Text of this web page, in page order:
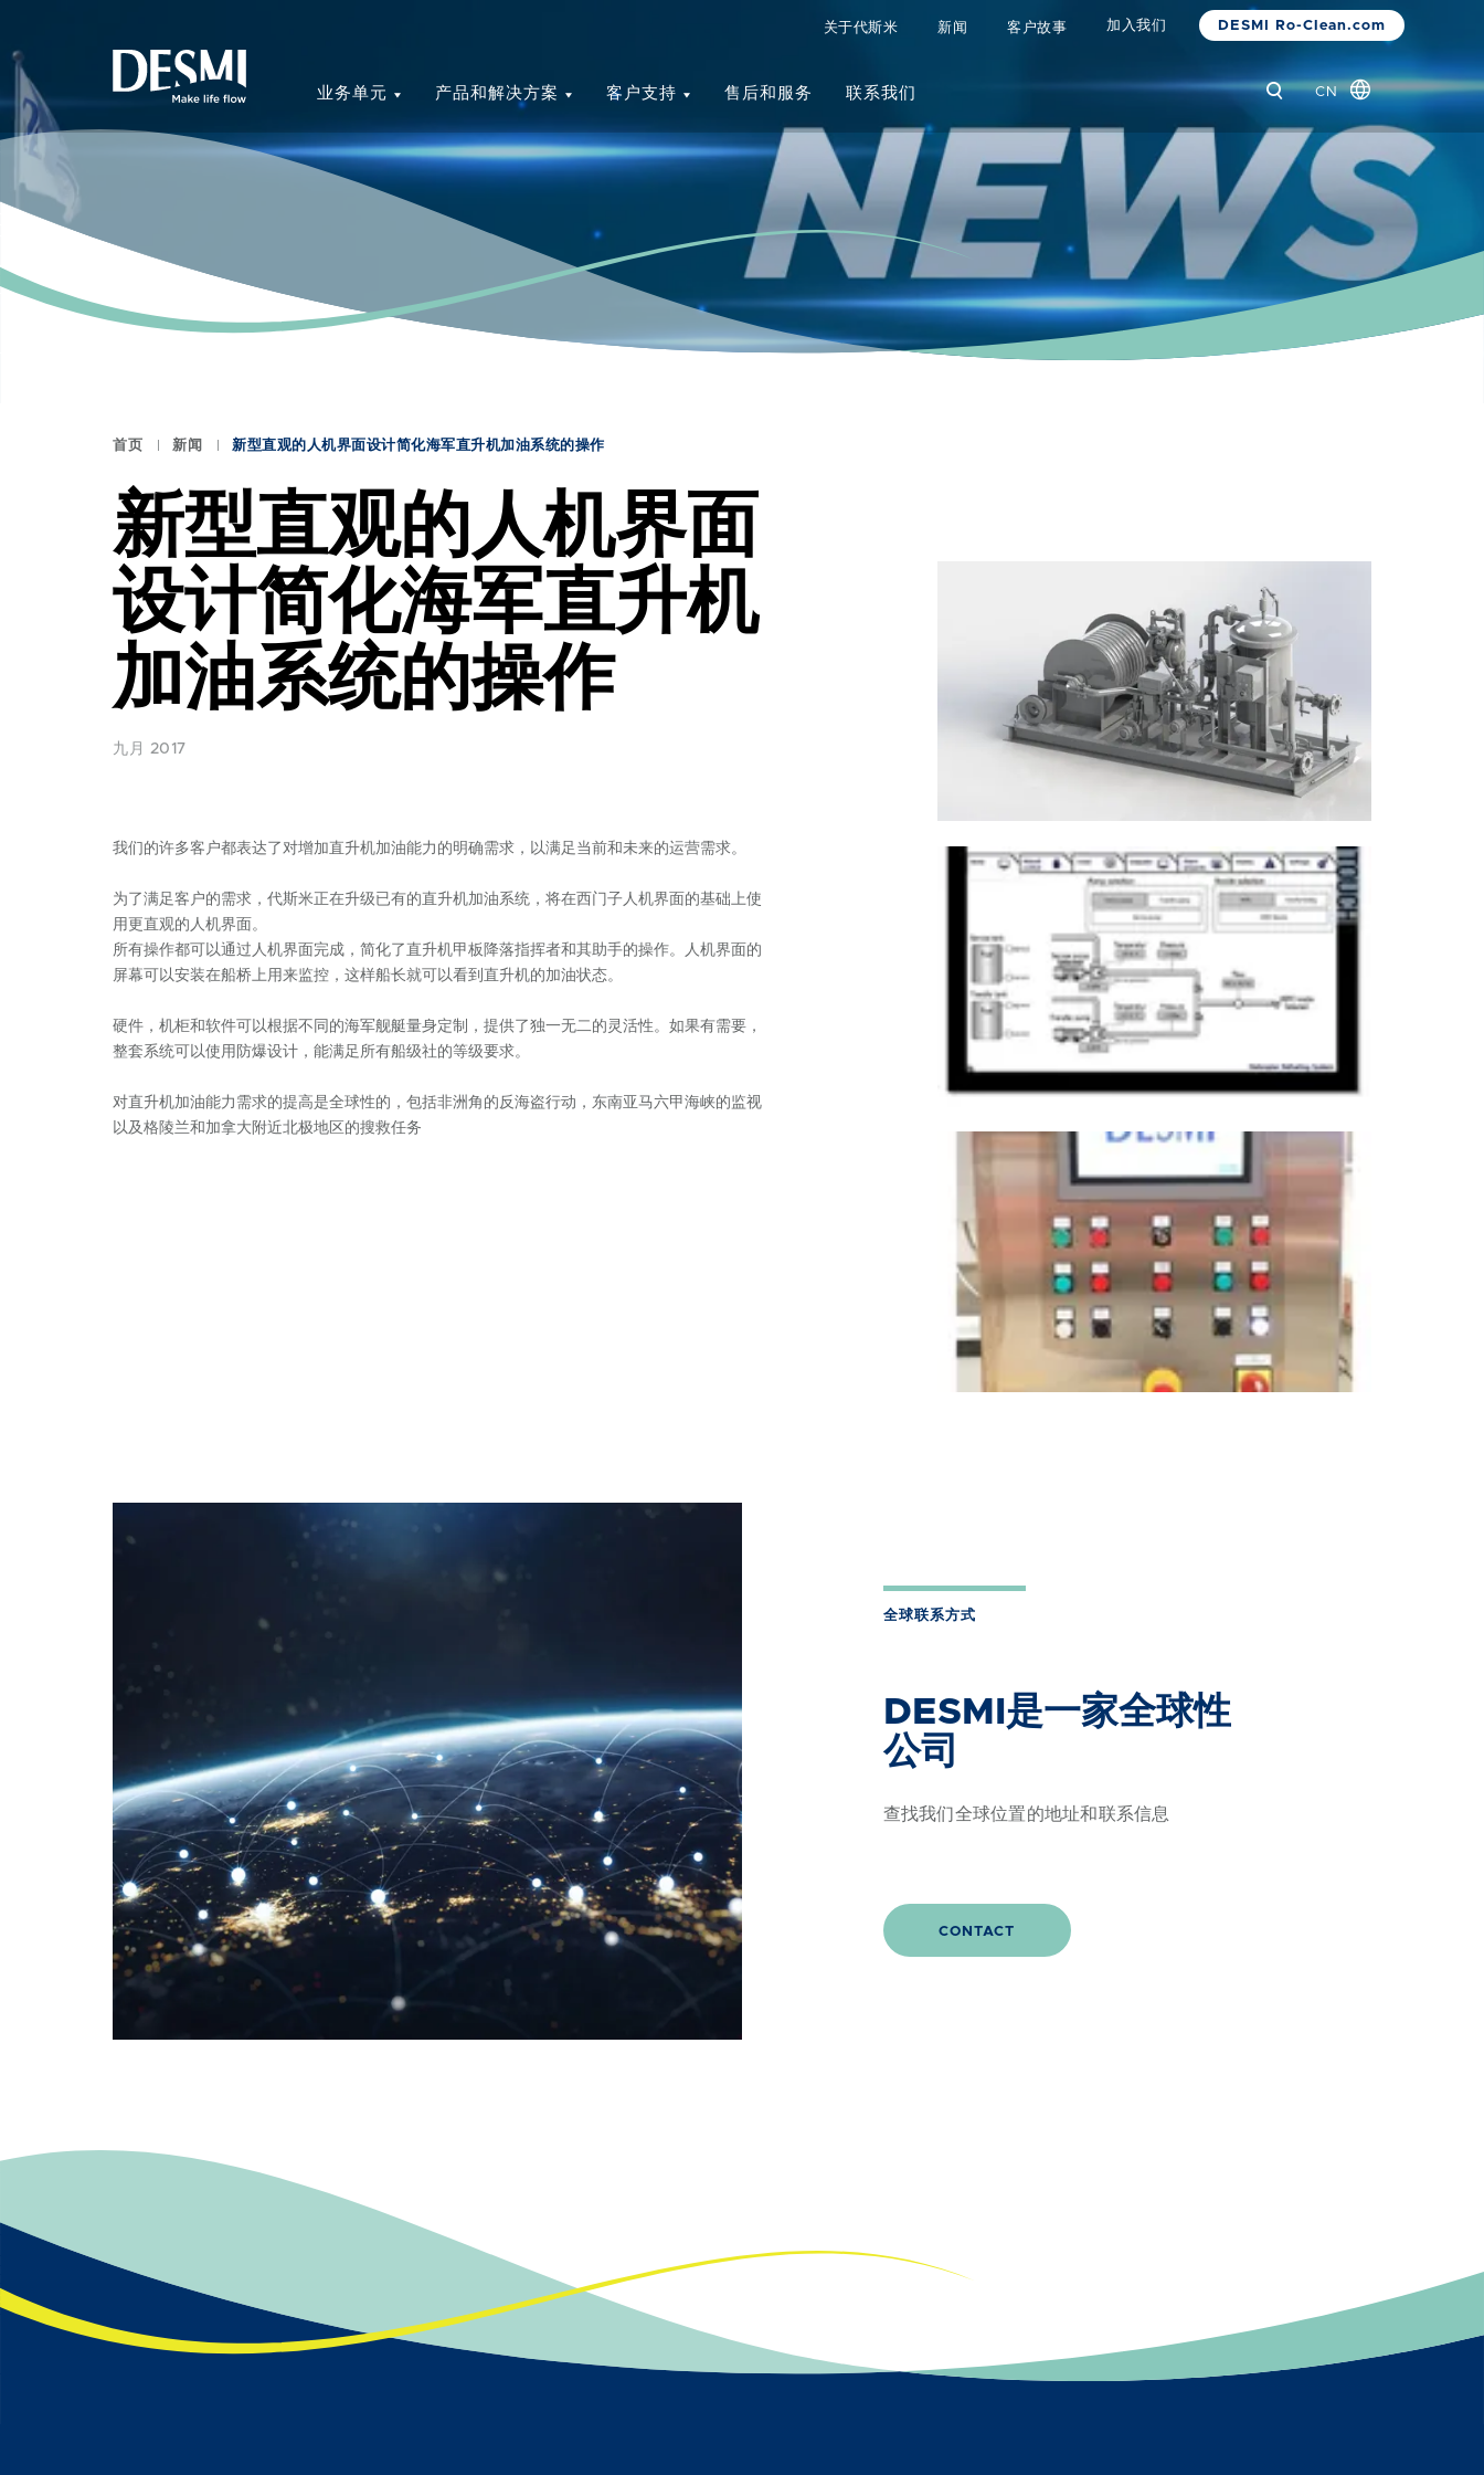
关于代斯米 新闻 客户故事 加入我们 DESMI Ro-Clean.com
业务单元 产品和解决方案 客户支持 售后和服务 联系我们 CN
Global
Danish
Dutch
French
German
Italian
Korean
首页 新闻 新型直观的人机界面设计简化海军直升机加油系统的操作
新型直观的人机界面
设计简化海军直升机
加油系统的操作
九月 2017
我们的许多客户都表达了对增加直升机加油能力的明确需求，以满足当前和未来的运营需求。
为了满足客户的需求，代斯米正在升级已有的直升机加油系统，将在西门子人机界面的基础上使
用更直观的人机界面。
所有操作都可以通过人机界面完成，简化了直升机甲板降落指挥者和其助手的操作。人机界面的
屏幕可以安装在船桥上用来监控，这样船长就可以看到直升机的加油状态。
硬件，机柜和软件可以根据不同的海军舰艇量身定制，提供了独一无二的灵活性。如果有需要，
整套系统可以使用防爆设计，能满足所有船级社的等级要求。
对直升机加油能力需求的提高是全球性的，包括非洲角的反海盗行动，东南亚马六甲海峡的监视
以及格陵兰和加拿大附近北极地区的搜救任务
全球联系方式
DESMI是一家全球性
公司
查找我们全球位置的地址和联系信息
CONTACT